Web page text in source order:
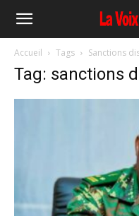
Accueil Tags Sanctions
Tag: sanctions